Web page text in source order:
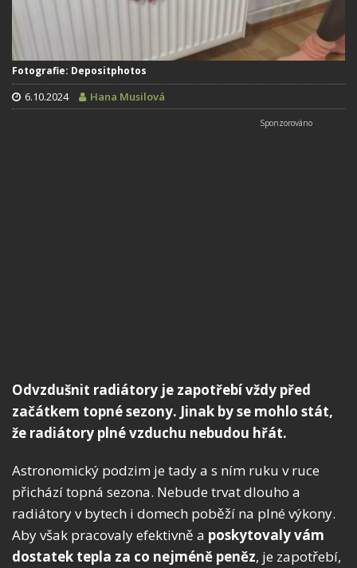
Fotografie: Depositphotos
6.10.2024 Hana Musilová
Odvzdušnit radiátory je zapotřebí vždy před
začátkem topné sezony. Jinak by se mohlo stát,
že radiátory plné vzduchu nebudou hřát.
Astronomický podzim je tady a s ním ruku v ruce
přichází topná sezona. Nebude trvat dlouho a
radiátory v bytech i domech poběží na plné výkony.
Aby však pracovaly efektivně a poskytovaly vám
dostatek tepla za co nejméně peněz, je zapotřebí,